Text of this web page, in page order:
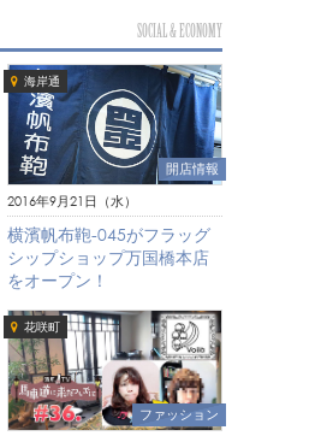
SOCIAL & ECONOMY
海岸通
開店情報
2016年9月21日（水）
横濱帆布鞄-045がフラッグ
シップショップ万国橋本店
をオープン！
花咲町
ファッション